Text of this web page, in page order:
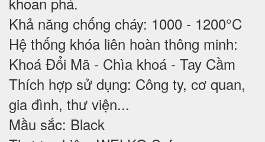
Khả năng chống cháy: 1000 - 1200°C
Hệ thống khóa liên hoàn thông minh:
Khoá Đổi Mã - Chìa khoá - Tay Cầm
Thích hợp sử dụng: Công ty, cơ quan,
gia đình, thư viện...
Mầu sắc: Black